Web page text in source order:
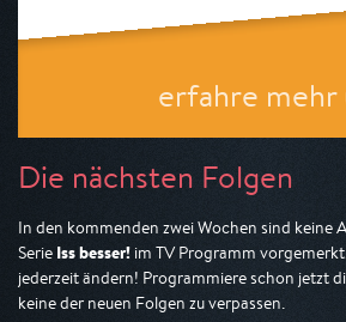
erfahre mehr
Die nächsten Folgen
In den kommenden zwei Wochen sind keine
Serie Iss besser! im TV Programm
jederzeit ändern! Programmiere schon jetzt
keine der neuen Folgen zu verpassen.